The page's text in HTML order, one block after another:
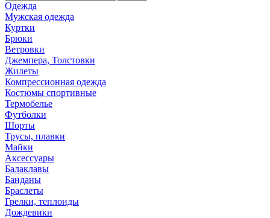
Одежда
Мужская одежда
Куртки
Брюки
Ветровки
Джемпера, Толстовки
Жилеты
Компрессионная одежда
Костюмы спортивные
Термобелье
Футболки
Шорты
Трусы, плавки
Майки
Аксессуары
Балаклавы
Банданы
Браслеты
Грелки, теплоиды
Дождевики